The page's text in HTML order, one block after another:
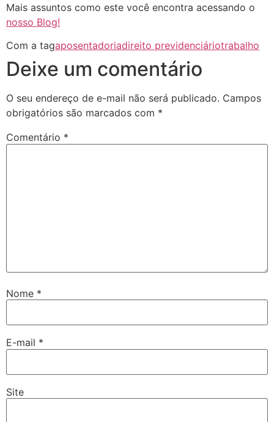
Mais assuntos como este você encontra acessando o
nosso Blog!
Com a tagaposentadoriadireito previdenciáriotrabalho
Deixe um comentário
O seu endereço de e-mail não será publicado. Campos
obrigatórios são marcados com *
Comentário *
Nome *
E-mail *
Site